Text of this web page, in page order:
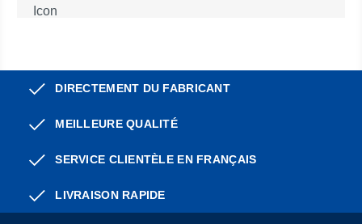
DIRECTEMENT DU FABRICANT
MEILLEURE QUALITÉ
SERVICE CLIENTÈLE EN FRANÇAIS
LIVRAISON RAPIDE